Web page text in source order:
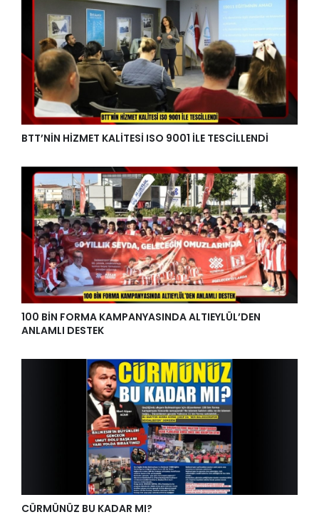
BTT’NİN HİZMET KALİTESİ ISO 9001 İLE TESCİLLENDİ
100 BİN FORMA KAMPANYASINDA ALTIEYLÜL’DEN
ANLAMLI DESTEK
CÜRMÜNÜZ BU KADAR MI?